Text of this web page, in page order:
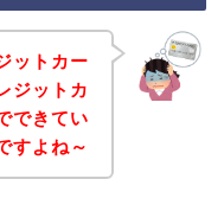
ットカー
ジットカ
できてい
すよね～